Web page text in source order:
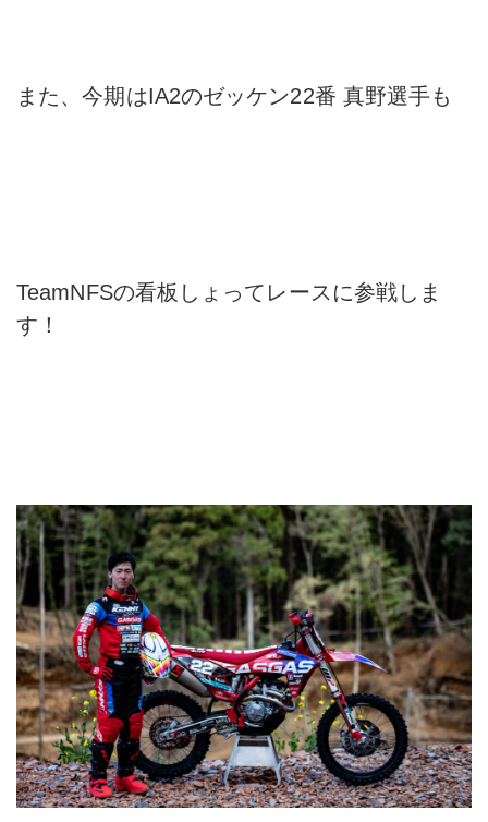
また、今期はIA2のゼッケン22番 真野選手も
TeamNFSの看板しょってレースに参戦しま
す！